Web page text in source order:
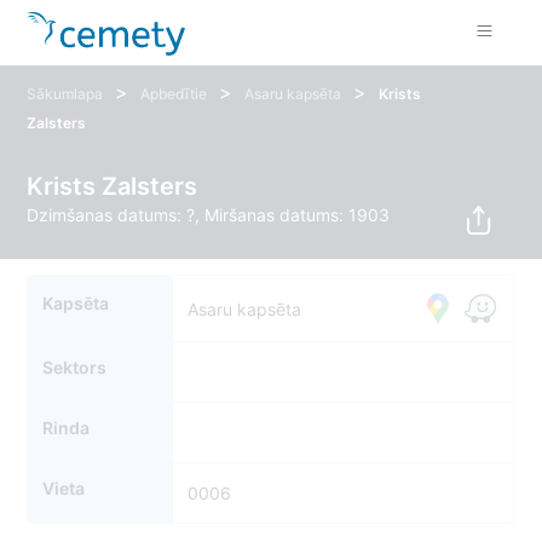
Sākumlapa > Apbedītie > Asaru kapsēta >
Krists
Zalsters
Krists Zalsters
Dzimšanas datums: ?, Miršanas datums: 1903
Kapsēta Asaru kapsēta
Sektors
Rinda
Vieta 0006